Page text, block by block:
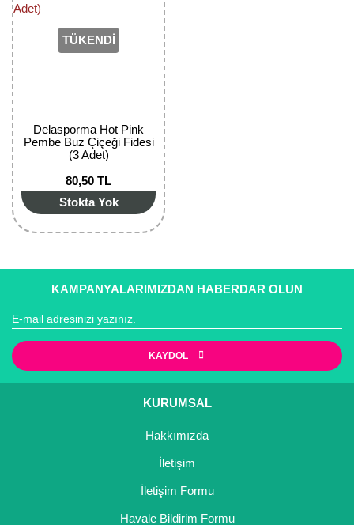
TÜKENDİ
Delasporma Hot Pink
Pembe Buz Çiçeği Fidesi
(3 Adet)
80,50 TL
Stokta Yok
KAMPANYALARIMIZDAN HABERDAR OLUN
KAYDOL
KURUMSAL
Hakkımızda
İletişim
İletişim Formu
Havale Bildirim Formu
Kızılcık Fidanı
Liçi Fidanı
Longan Fidanı
Malta Eriği Fidanı
Mango Fidanı
Muşmula Fidanı
Muz Fidanı